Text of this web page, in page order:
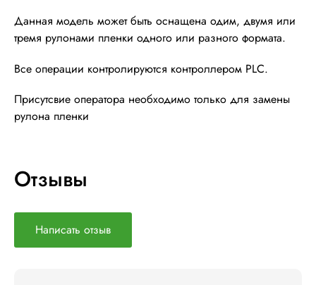
Данная модель может быть оснащена одим, двумя или
тремя рулонами пленки одного или разного формата.
Все операции контролируются контроллером PLC.
Присутсвие оператора необходимо только для замены
рулона пленки
Отзывы
Написать отзыв